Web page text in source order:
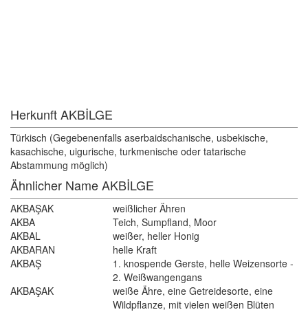
Herkunft AKBİLGE
Türkisch (Gegebenenfalls aserbaidschanische, usbekische,
kasachische, uigurische, turkmenische oder tatarische
Abstammung möglich)
Ähnlicher Name AKBİLGE
AKBAŞAK
weißlicher Ähren
AKBA
Teich, Sumpfland, Moor
AKBAL
weißer, heller Honig
AKBARAN
helle Kraft
AKBAŞ
1. knospende Gerste, helle Weizensorte -
2. Weißwangengans
AKBAŞAK
weiße Ähre, eine Getreidesorte, eine
Wildpflanze, mit vielen weißen Blüten